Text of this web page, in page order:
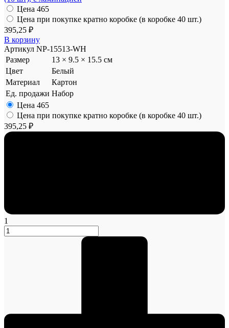
Цена 465
Цена при покупке кратно коробке (в коробке 40 шт.)
395,25 ₽
В корзину
Артикул NP-15513-WH
Размер
13 × 9.5 × 15.5 см
Цвет
Белый
Материал
Картон
Ед. продажи Набор
Цена 465
Цена при покупке кратно коробке (в коробке 40 шт.)
395,25 ₽
1